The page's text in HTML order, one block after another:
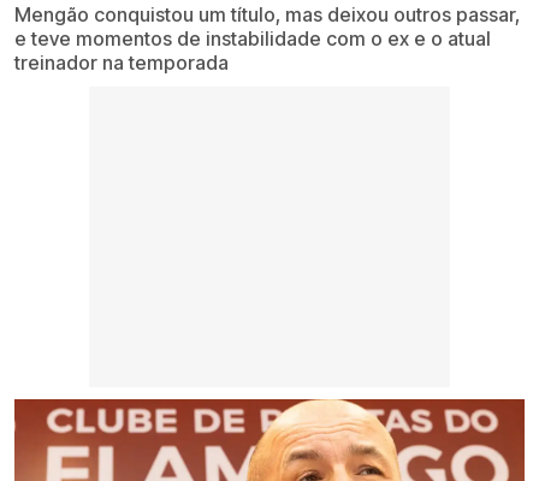
Mengão conquistou um título, mas deixou outros passar,
e teve momentos de instabilidade com o ex e o atual
treinador na temporada